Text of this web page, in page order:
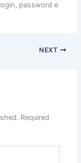
password e
NEXT
Required